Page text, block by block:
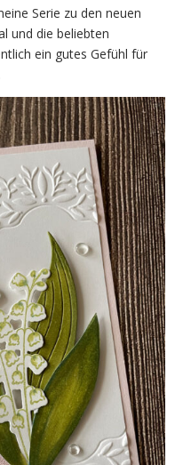
Serie zu den neuen
und die beliebten
ein gutes Gefühl für